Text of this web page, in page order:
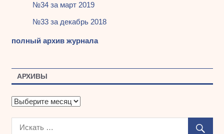
№34 за март 2019
№33 за декабрь 2018
полный архив журнала
АРХИВЫ
А
х